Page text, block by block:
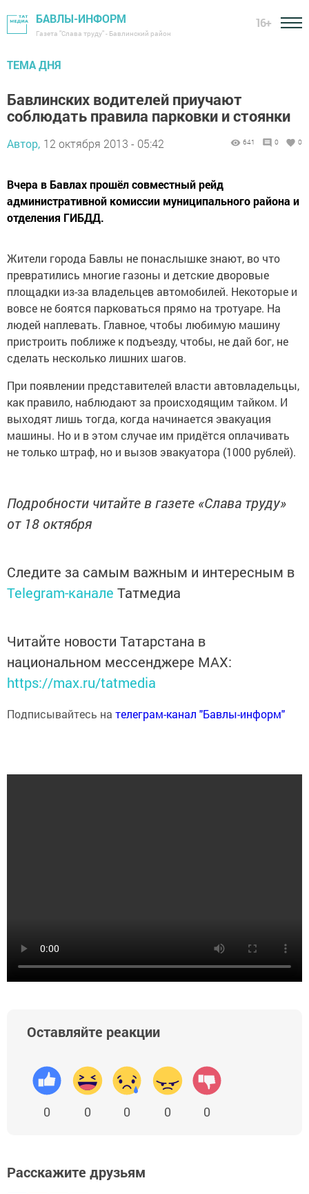
БАВЛЫ-ИНФОРМ
Газета "Слава труду" - Бавлинский район
16+
ТЕМА ДНЯ
Бавлинских водителей приучают
соблюдать правила парковки и стоянки
Автор, 12 октября 2013 - 05:42 641 0 0
Вчера в Бавлах прошёл совместный рейд
административной комиссии муниципального района и
отделения ГИБДД.
Жители города Бавлы не понаслышке знают, во что
превратились многие газоны и детские дворовые
площадки из-за владельцев автомобилей. Некоторые и
вовсе не боятся парковаться прямо на тротуаре. На
людей наплевать. Главное, чтобы любимую машину
пристроить поближе к подъезду, чтобы, не дай бог, не
сделать несколько лишних шагов.
При появлении представителей власти автовладельцы,
как правило, наблюдают за происходящим тайком. И
выходят лишь тогда, когда начинается эвакуация
машины. Но и в этом случае им придётся оплачивать
не только штраф, но и вызов эвакуатора (1000 рублей).
Подробности читайте в газете «Слава труду»
от 18 октября
Следите за самым важным и интересным в
Telegram-канале Татмедиа
Читайте новости Татарстана в
национальном мессенджере MАХ:
https://max.ru/tatmedia
Подписывайтесь на телеграм-канал "Бавлы-информ"
Оставляйте реакции
0 0 0 0 0
Расскажите друзьям